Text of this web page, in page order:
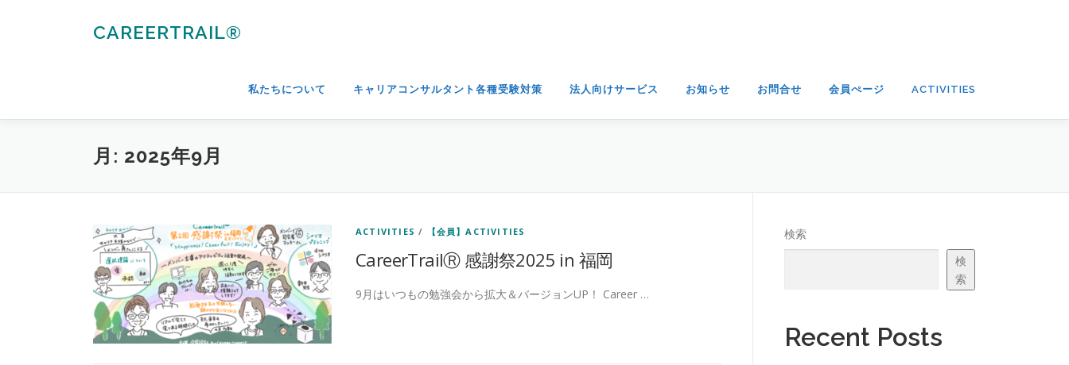
ス
CAREERTRAIL®
私たちについて キャリアコンサルタント各種受験対策 法人向けサービス お知らせ お問合せ 会員ぺージ ACTIVITIES
月: 2025年9月
ACTIVITIES / 【会員】ACTIVITIES
CareerTrailⓇ 感謝祭2025 in 福岡
9月はいつもの勉強会から拡大＆バージョンUP！ Career …
検索
検
索
Recent Posts